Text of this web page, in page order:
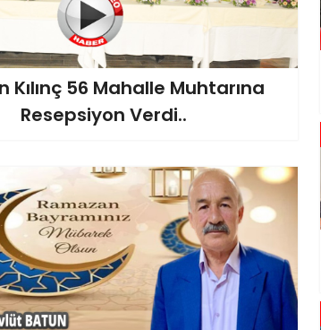
Kılınç 56 Mahalle Muhtarına
Resepsiyon Verdi..